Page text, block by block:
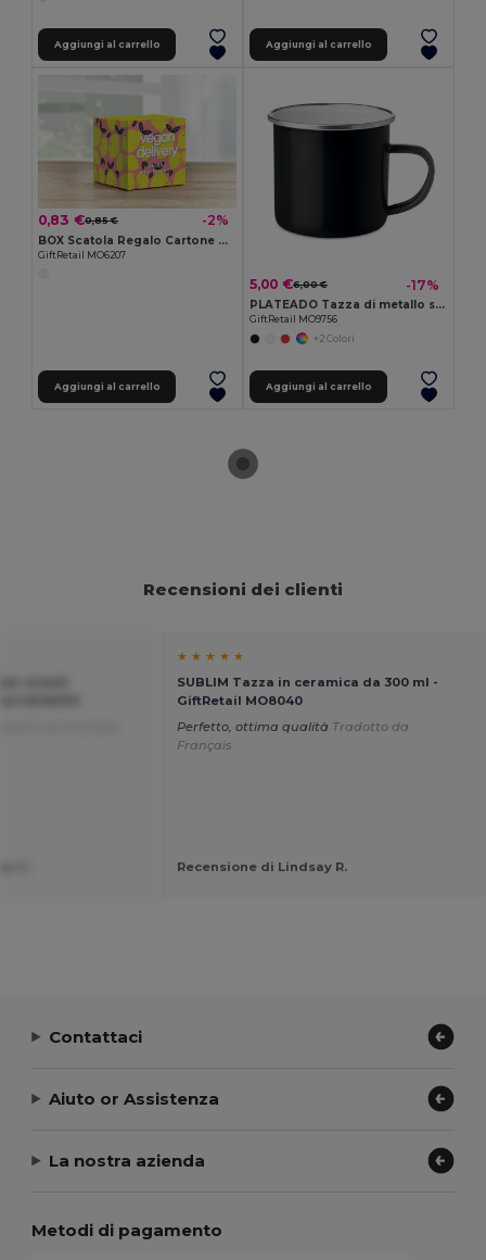
Aggiungi al carrello Aggiungi al carrello
0,83 €0,85 € -2%
BOX Scatola Regalo Cartone per Tazze Personalizzate
GiftRetail MO6207
Aggiungi al carrello
5,00 €6,00 € -17%
PLATEADO Tazza di metallo smaltato
GiftRetail MO9756
+2 Colori
Aggiungi al carrello
Recensioni dei clienti
★ ★ ★ ★ ★
SUBLIM Tazza in ceramica da 300 ml -
GiftRetail MO8040
Perfetto, ottima qualità Tradotto da
Français
Recensione di Lindsay R.
Contattaci
Aiuto or Assistenza
La nostra azienda
Metodi di pagamento